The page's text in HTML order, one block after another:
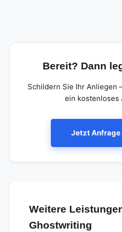
Bereit? Dann
Schildern Sie Ihr Anliegen
ein kostenloses
Jetzt Anfrage
Weitere
Ghostwriting